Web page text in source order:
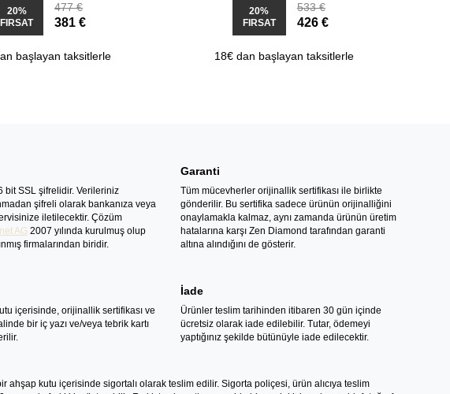
20%
FIRSAT
477 €
381 €
başlayan taksitlerle
20%
FIRSAT
533 €
426 €
18€ dan başlayan taksitlerle
bit SSL şifrelidir. Verileriniz
şifreli olarak bankanıza veya
iletilecektir. Çözüm
AG 2007 yılında kurulmuş olup
firmalarından biridir.
Garanti
Tüm mücevherler orijinallik sertifikası ile birlikte
gönderilir. Bu sertifika sadece ürünün orijinalliğini
onaylamakla kalmaz, aynı zamanda ürünün üretim
hatalarına karşı Zen Diamond tarafından garanti
altına alındığını de gösterir.
içerisinde, orijinallik sertifikası ve
bir iç yazı ve/veya tebrik kartı
İade
Ürünler teslim tarihinden itibaren 30 gün içinde
ücretsiz olarak iade edilebilir. Tutar, ödemeyi
yaptığınız şekilde bütünüyle iade edilecektir.
ahşap kutu içerisinde sigortalı olarak teslim edilir. Sigorta poliçesi, ürün alıcıya teslim